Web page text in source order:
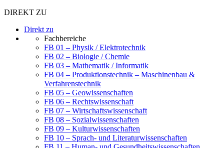
DIREKT ZU
Direkt zu
Fachbereiche
FB 01 – Physik / Elektrotechnik
FB 02 – Biologie / Chemie
FB 03 – Mathematik / Informatik
FB 04 – Produktionstechnik – Maschinenbau &
Verfahrenstechnik
FB 05 – Geowissenschaften
FB 06 – Rechtswissenschaft
FB 07 – Wirtschaftswissenschaft
FB 08 – Sozialwissenschaften
FB 09 – Kulturwissenschaften
FB 10 – Sprach- und Literaturwissenschaften